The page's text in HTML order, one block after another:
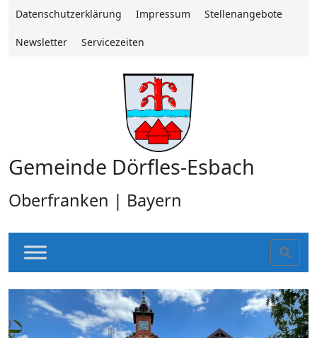
Datenschutzerklärung Impressum Stellenangebote
Newsletter Servicezeiten
Gemeinde Dörfles-Esbach
Oberfranken | Bayern